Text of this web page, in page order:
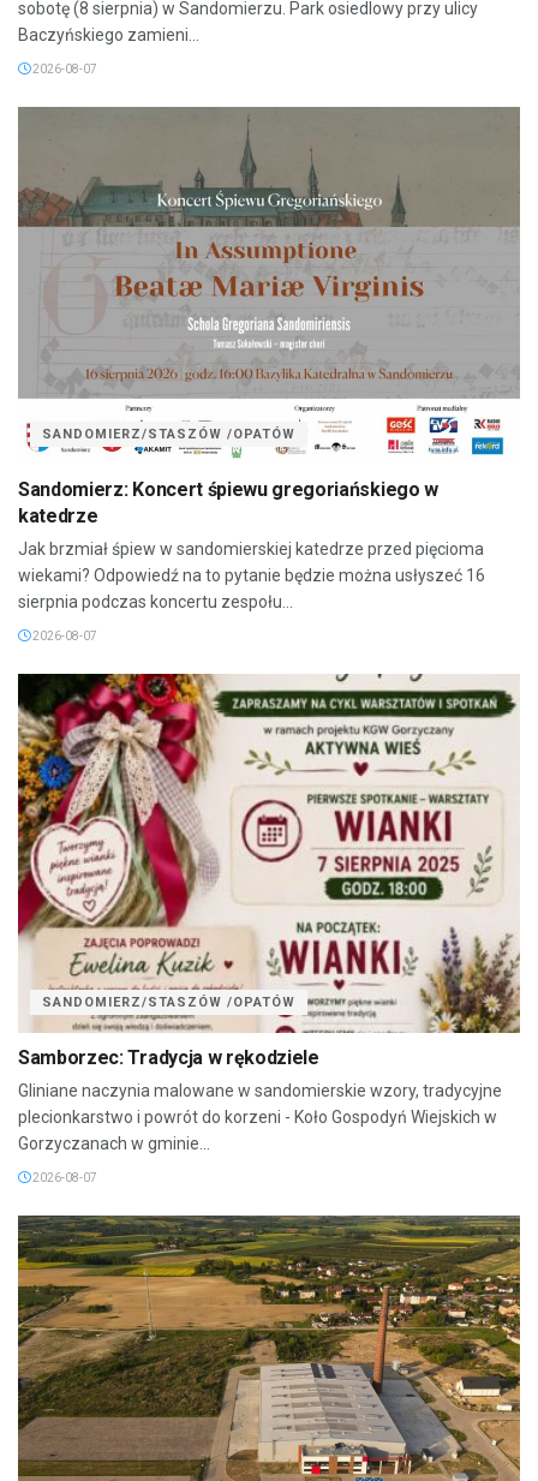
sobotę (8 sierpnia) w Sandomierzu. Park osiedlowy przy ulicy
Baczyńskiego zamieni...
2026-08-07
SANDOMIERZ/STASZÓW /OPATÓW
Sandomierz: Koncert śpiewu gregoriańskiego w
katedrze
Jak brzmiał śpiew w sandomierskiej katedrze przed pięcioma
wiekami? Odpowiedź na to pytanie będzie można usłyszeć 16
sierpnia podczas koncertu zespołu...
2026-08-07
SANDOMIERZ/STASZÓW /OPATÓW
Samborzec: Tradycja w rękodziele
Gliniane naczynia malowane w sandomierskie wzory, tradycyjne
plecionkarstwo i powrót do korzeni - Koło Gospodyń Wiejskich w
Gorzyczanach w gminie...
2026-08-07